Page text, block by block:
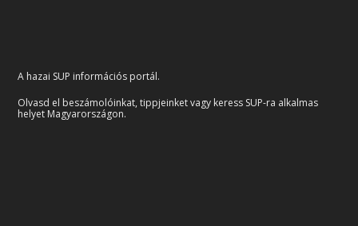
A hazai SUP információs portál.
Olvasd el beszámolóinkat, tippjeinket vagy keress SUP-ra alkalmas
helyet Magyarországon.